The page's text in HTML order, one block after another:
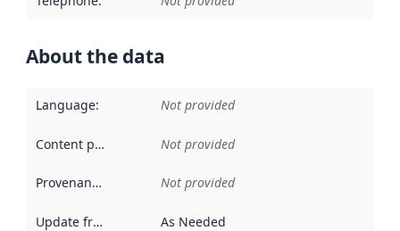
About the data
Language: Not provided
Content providers Not provided
Provenance Not provided
Update frequency As Needed